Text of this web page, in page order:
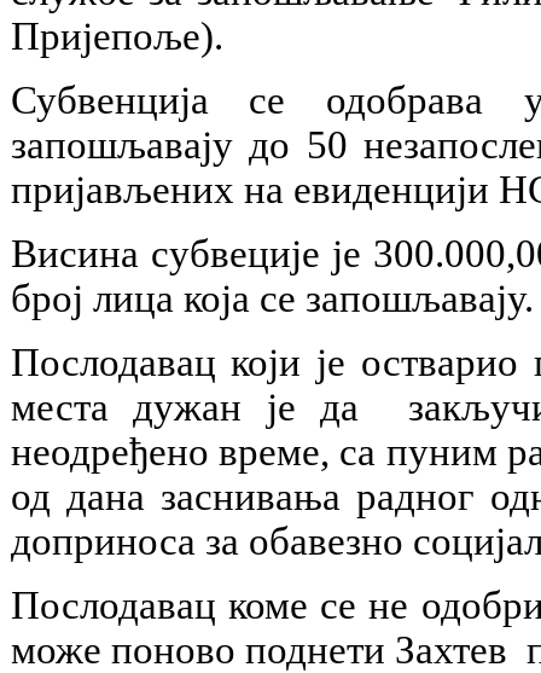
Пријепоље).
Субвенција се одобрава
запошљавају до 50
пријављених на евиденцији
Висина субвеције je
број лица која се запошљавају.
Послодавац који је
места дужан је да
неодређено време, са пуним
од дана заснивања радног
доприноса за обавезно
Послодавац коме се не
може поново поднети Захтев